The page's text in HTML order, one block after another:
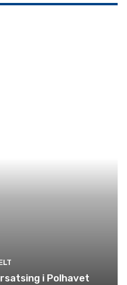
i Polhavet